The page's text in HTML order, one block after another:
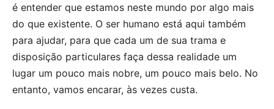
é entender que estamos neste mundo por algo mais
do que existente. O ser humano está aqui também
para ajudar, para que cada um de sua trama e
disposição particulares faça dessa realidade um
lugar um pouco mais nobre, um pouco mais belo. No
entanto, vamos encarar, às vezes custa.